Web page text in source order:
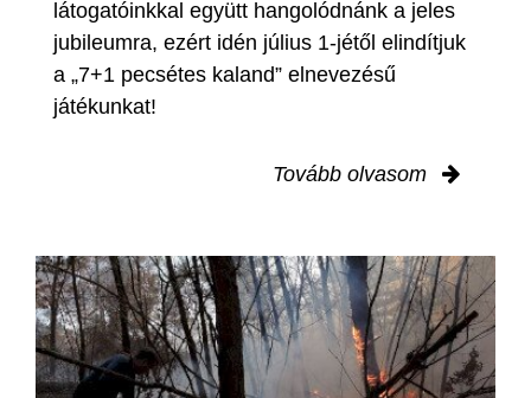
látogatóinkkal együtt hangolódnánk a jeles
jubileumra, ezért idén július 1-jétől elindítjuk
a „7+1 pecsétes kaland” elnevezésű
játékunkat!
Tovább olvasom